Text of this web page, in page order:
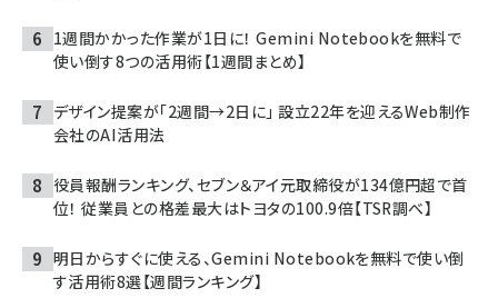
1週間かかった作業が1日に！ Gemini Notebookを無料で
使い倒す8つの活用術【1週間まとめ】
デザイン提案が「2週間→2日に」 設立22年を迎えるWeb制作
会社のAI活用法
役員報酬ランキング、セブン＆アイ元取締役が134億円超で首
位！ 従業員との格差最大はトヨタの100.9倍【TSR調べ】
明日からすぐに使える、Gemini Notebookを無料で使い倒
す活用術8選【週間ランキング】